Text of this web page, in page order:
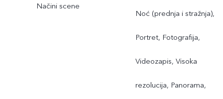
Načini scene
Noć (prednja i stražnja),
Portret, Fotografija,
Videozapis, Visoka
rezolucija, Panorama,